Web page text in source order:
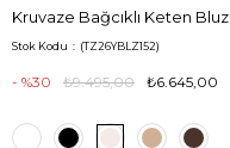
Kruvaze Bağcıklı Keten Bluz
Stok Kodu (TZ26YBLZ152)
30 ₺9.495,00 ₺6.645,00